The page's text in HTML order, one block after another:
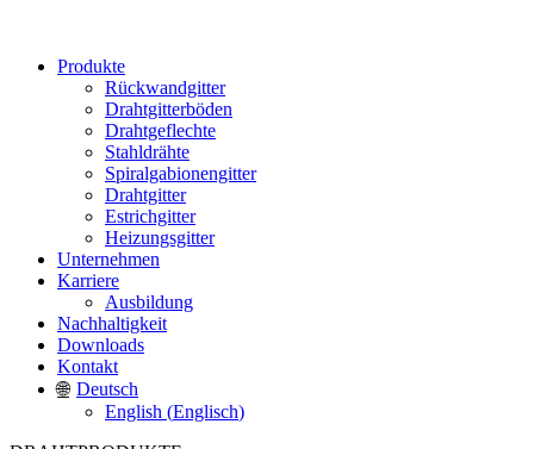
Produkte
Rückwandgitter
Drahtgitterböden
Drahtgeflechte
Stahldrähte
Spiralgabionengitter
Drahtgitter
Estrichgitter
Heizungsgitter
Unternehmen
Karriere
Ausbildung
Nachhaltigkeit
Downloads
Kontakt
Deutsch
English (Englisch)